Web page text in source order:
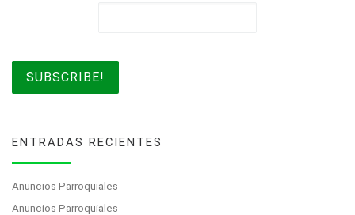
ENTRADAS RECIENTES
Anuncios Parroquiales
Anuncios Parroquiales